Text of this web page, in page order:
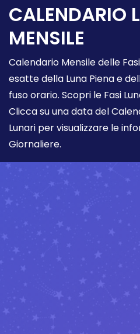
CALENDARIO
MENSILE
Calendario Mensile delle
esatte della Luna Piena e
fuso orario. Scopri le Fasi
Clicca su una data del
Lunari per visualizzare le
Giornaliere.